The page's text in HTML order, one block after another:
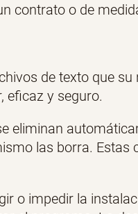
contrato o de
de texto que
eficaz y seguro.
eliminan
las borra.
o impedir la